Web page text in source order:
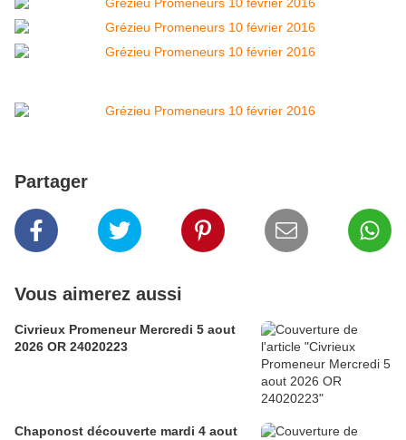
Partager
Vous aimerez aussi
Civrieux Promeneur Mercredi 5 aout
2026 OR 24020223
Chaponost découverte mardi 4 aout